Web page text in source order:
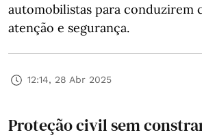
automobilistas para conduzirem
atenção e segurança.
12:14, 28 Abr 2025
Proteção civil sem